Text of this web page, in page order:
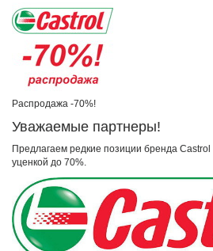
Распродажа -70%!
Уважаемые партнеры!
Предлагаем редкие позиции бренда
уценкой до 70%.